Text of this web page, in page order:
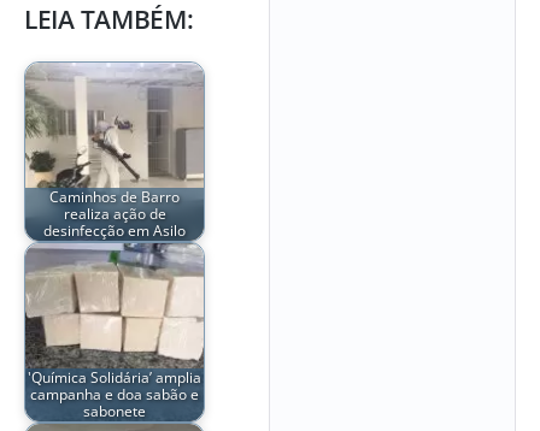
LEIA TAMBÉM:
Caminhos de Barro
realiza ação de
desinfecção em Asilo
'Química Solidária’ amplia
campanha e doa sabão e
sabonete